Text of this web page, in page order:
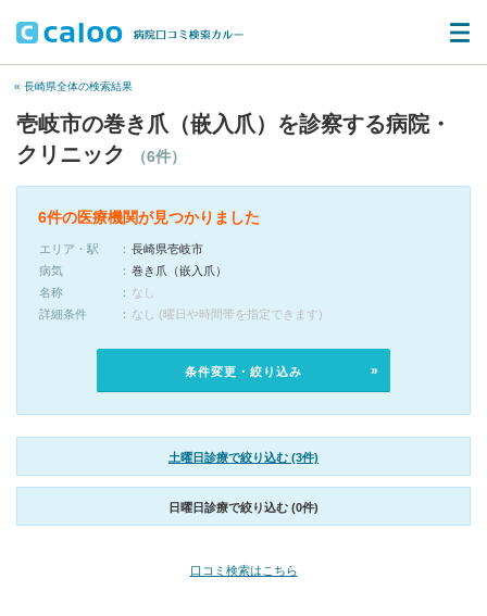
« 長崎県全体の検索結果
壱岐市の巻き爪（嵌入爪）を診察する病院・
クリニック
（6件）
6件の医療機関が見つかりました
エリア・駅
長崎県壱岐市
病気
巻き爪（嵌入爪）
名称
なし
詳細条件
なし (曜日や時間帯を指定できます)
条件変更・絞り込み
土曜日診療で絞り込む (3件)
日曜日診療で絞り込む (0件)
口コミ検索はこちら